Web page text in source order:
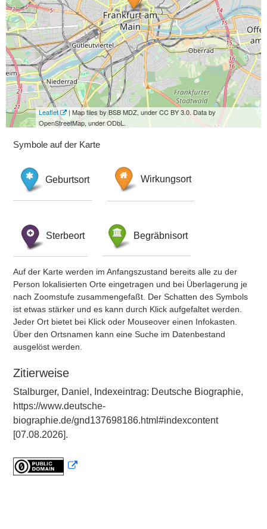
Leaflet
| Map tiles by BSB MDZ, under CC BY 3.0. Data by
OpenStreetMap, under ODbL.
Symbole auf der Karte
Geburtsort Wirkungsort
Sterbeort Begräbnisort
Auf der Karte werden im Anfangszustand bereits alle zu der
Person lokalisierten Orte eingetragen und bei Überlagerung je
nach Zoomstufe zusammengefaßt. Der Schatten des Symbols
ist etwas stärker und es kann durch Klick aufgefaltet werden.
Jeder Ort bietet bei Klick oder Mouseover einen Infokasten.
Über den Ortsnamen kann eine Suche im Datenbestand
ausgelöst werden.
Zitierweise
Stalburger, Daniel, Indexeintrag: Deutsche Biographie,
https://www.deutsche-
biographie.de/gnd137698186.html#indexcontent
[07.08.2026].